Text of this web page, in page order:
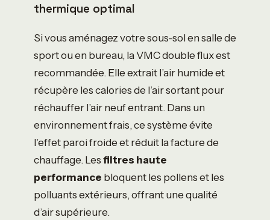
thermique optimal
Si vous aménagez votre sous-sol en salle de
sport ou en bureau, la VMC double flux est
recommandée. Elle extrait l’air humide et
récupère les calories de l’air sortant pour
réchauffer l’air neuf entrant. Dans un
environnement frais, ce système évite
l’effet paroi froide et réduit la facture de
chauffage. Lesfiltres haute
performance bloquent les pollens et les
polluants extérieurs, offrant une qualité
d’air supérieure.